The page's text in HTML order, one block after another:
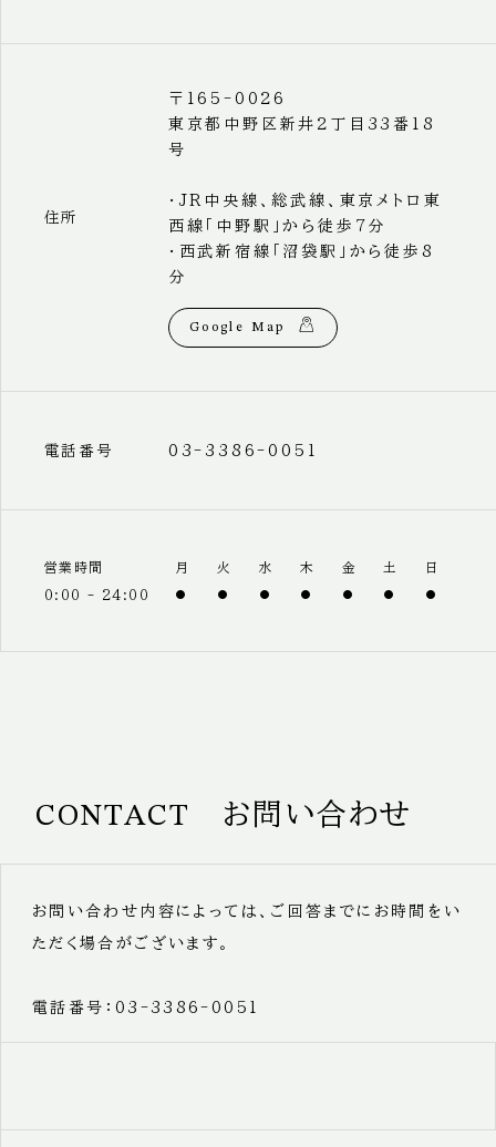
住所
〒165-0026
東京都中野区新井2丁目33番18
号
・JR中央線、総武線、東京メトロ東
西線「中野駅」から徒歩7分
・西武新宿線「沼袋駅」から徒歩8
分
Google Map
電話番号 03-3386-0051
営業時間 月 火 水 木 金 土 日
0:00 - 24:00
CONTACT お問い合わせ
お問い合わせ内容によっては、ご回答までにお時間をい
ただく場合がございます。
電話番号：03-3386-0051